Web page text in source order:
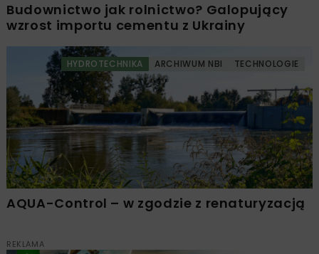
Budownictwo jak rolnictwo? Galopujący
wzrost importu cementu z Ukrainy
HYDROTECHNIKA ARCHIWUM NBI TECHNOLOGIE
AQUA-Control – w zgodzie z renaturyzacją
REKLAMA